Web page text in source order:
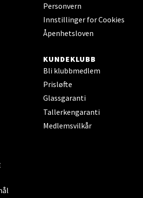
Personvern
Innstillinger for Cookies
Åpenhetsloven
KUNDEKLUBB
Bli klubbmedlem
Prisløfte
Glassgaranti
Tallerkengaranti
Medlemsvilkår
Senter Steinkjer
7714 Steinkjer